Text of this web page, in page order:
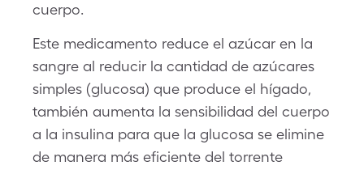
cuerpo.
Este medicamento reduce el azúcar en la
sangre al reducir la cantidad de azúcares
simples (glucosa) que produce el hígado,
también aumenta la sensibilidad del cuerpo
a la insulina para que la glucosa se elimine
de manera más eficiente del torrente